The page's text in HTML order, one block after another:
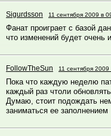
Sigurdsson 11 сентября 2009 в
Фанат проиграет с базой
что изменений будет очень
FollowTheSun 11 сентября
Пока что каждую неделю
каждый раз чтоли
Думаю, стоит подождать
заниматься ее заполнением